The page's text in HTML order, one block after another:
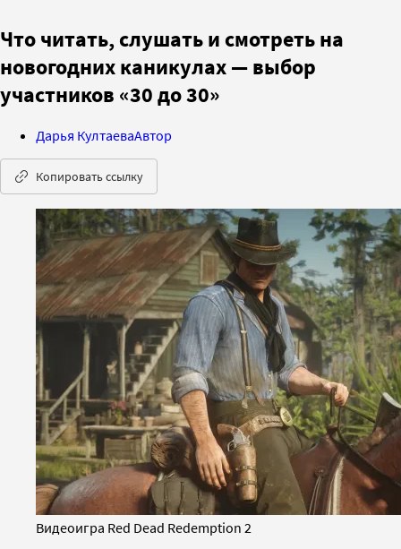
Что читать, слушать и смотреть на
новогодних каникулах — выбор
участников «30 до 30»
Дарья КултаеваАвтор
Копировать ссылку
Видеоигра Red Dead Redemption 2